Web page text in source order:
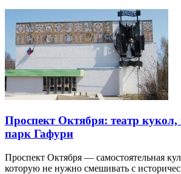
Проспект Октября: театр
парк Гафури
Проспект Октября — самостоятельная
которую не нужно смешивать с